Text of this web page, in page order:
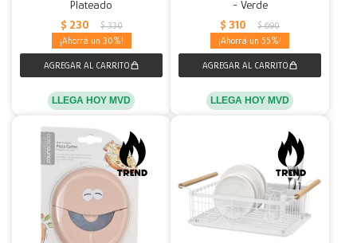
Plateado
$ 230 $ 330
30
LLEGA HOY MVD
- Verde
$ 310 $ 690
55
LLEGA HOY MVD